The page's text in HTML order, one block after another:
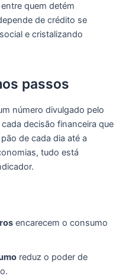
quem detém
de crédito se
e cristalizando
passos
número divulgado pelo
decisão financeira que
de cada dia até a
tudo está
encarecem o consumo
reduz o poder de